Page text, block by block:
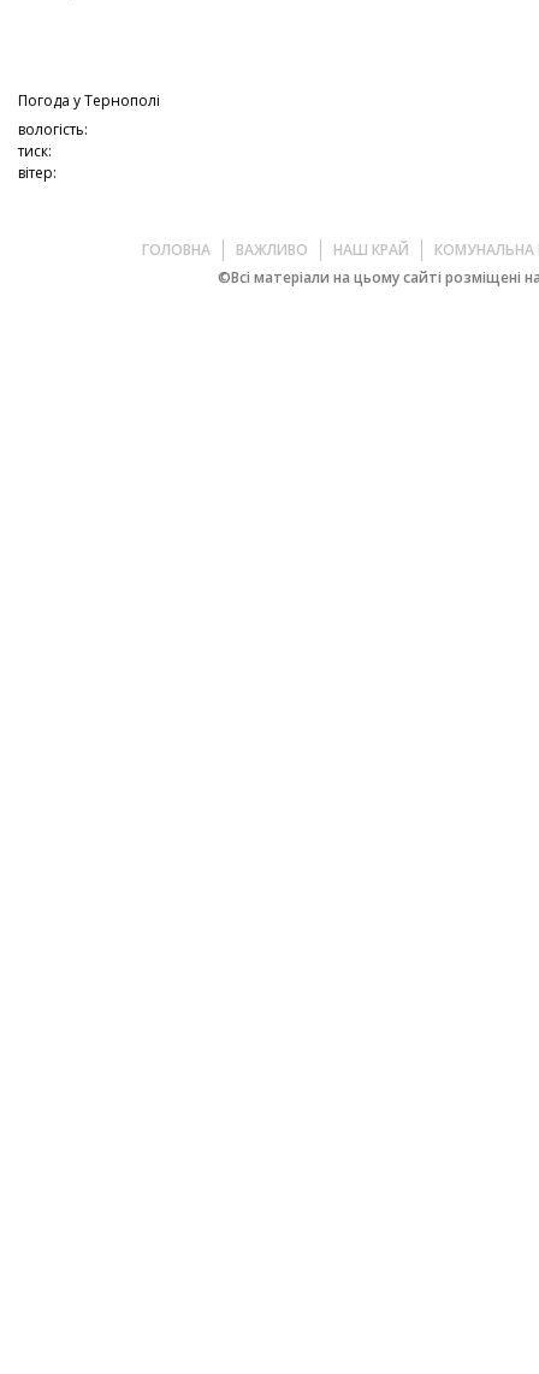
Погода уТернополі
вологість:
тиск:
вітер:
ГОЛОВНА ВАЖЛИВО НАШ КРАЙ
КОМУНАЛЬНА
©Всі матеріали на цьому сайті розміщені